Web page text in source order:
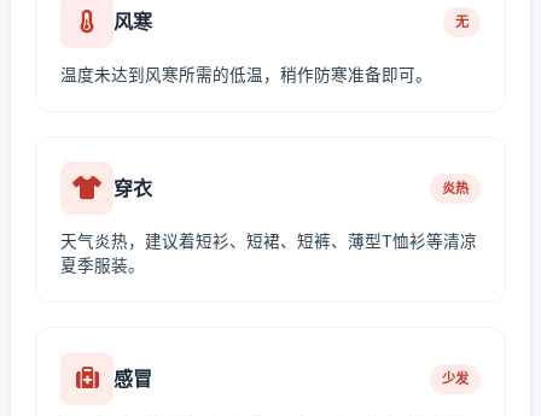
风寒 无
温度未达到风寒所需的低温，稍作防寒准备即可。
穿衣 炎热
天气炎热，建议着短衫、短裙、短裤、薄型T恤衫等清凉
夏季服装。
感冒 少发